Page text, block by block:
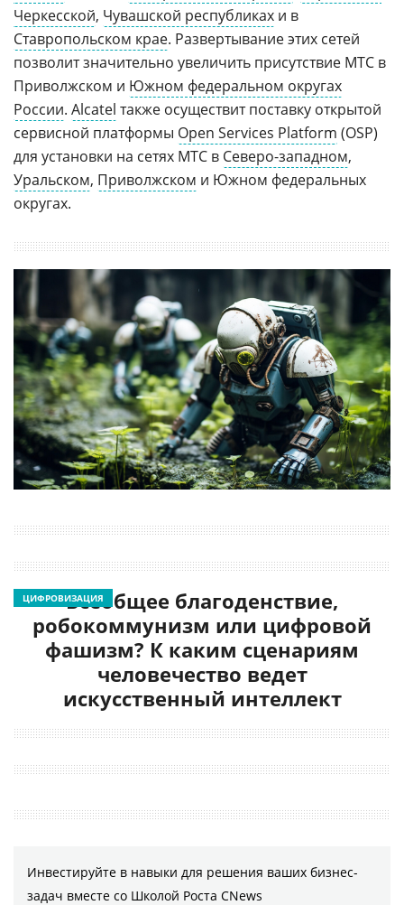
Черкесской, Чувашской республиках и в
Ставропольском крае. Развертывание этих сетей
позволит значительно увеличить присутствие МТС в
Приволжском и Южном федеральном округах
России. Alcatel также осуществит поставку открытой
сервисной платформы Open Services Platform (OSP)
для установки на сетях МТС в Северо-западном,
Уральском, Приволжском и Южном федеральных
округах.
Всеобщее благоденствие,
робокоммунизм или цифровой
фашизм? К каким сценариям
человечество ведет
искусственный интеллект
ЦИФРОВИЗАЦИЯ
Инвестируйте в навыки для решения ваших бизнес-
задач вместе со Школой Роста CNews